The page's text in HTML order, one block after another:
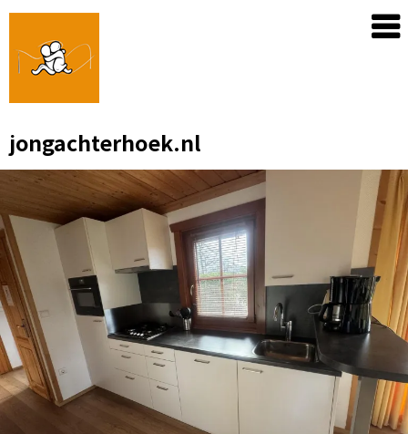
Skip
content
jongachterhoek.nl